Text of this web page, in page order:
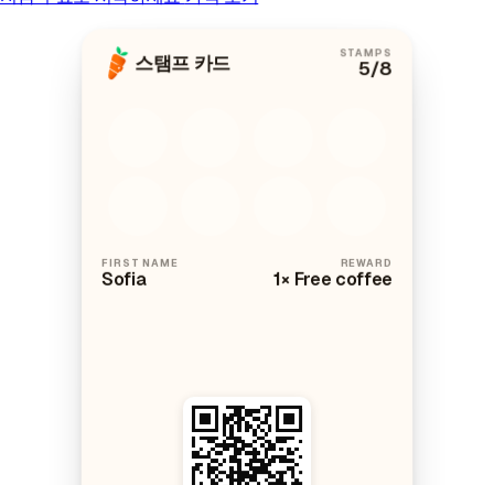
스탬프 카드 STAMPS
5/8
FIRST NAME
Sofia
REWARD
1× Free coffee